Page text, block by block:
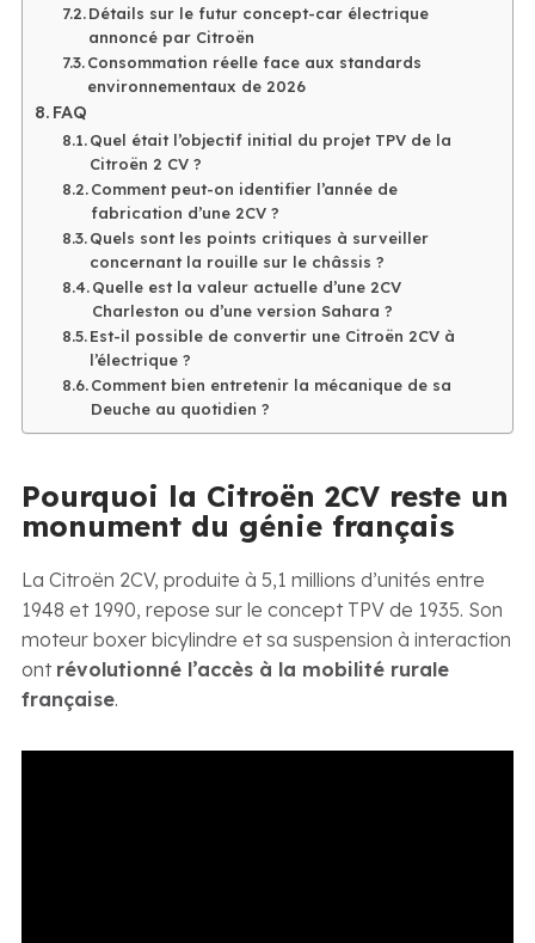
Détails sur le futur concept-car électrique
annoncé par Citroën
Consommation réelle face aux standards
environnementaux de 2026
FAQ
Quel était l’objectif initial du projet TPV de la
Citroën 2 CV ?
Comment peut-on identifier l’année de
fabrication d’une 2CV ?
Quels sont les points critiques à surveiller
concernant la rouille sur le châssis ?
Quelle est la valeur actuelle d’une 2CV
Charleston ou d’une version Sahara ?
Est-il possible de convertir une Citroën 2CV à
l’électrique ?
Comment bien entretenir la mécanique de sa
Deuche au quotidien ?
Pourquoi la Citroën 2CV reste un
monument du génie français
La Citroën 2CV, produite à 5,1 millions d’unités entre
1948 et 1990, repose sur le concept TPV de 1935. Son
moteur boxer bicylindre et sa suspension à interaction
ont révolutionné l’accès à la mobilité rurale
française.